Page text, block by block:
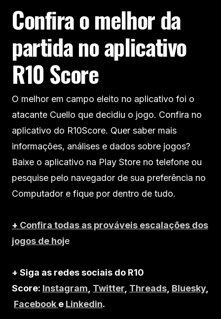
Confira o melhor da
partida no aplicativo
R10 Score
O melhor em campo eleito no aplicativo foi o
atacante Cuello que decidiu o jogo. Confira no
aplicativo do R10Score. Quer saber mais
informações, análises e dados sobre jogos?
Baixe o aplicativo na Play Store no telefone ou
pesquise pelo navegador de sua preferência no
Computador e fique por dentro de tudo.
+ Confira todas as prováveis escalações dos
jogos de hoje
+ Siga as redes sociais do R10
Score: Instagram, Twitter, Threads, Bluesky,
Facebook e Linkedin.